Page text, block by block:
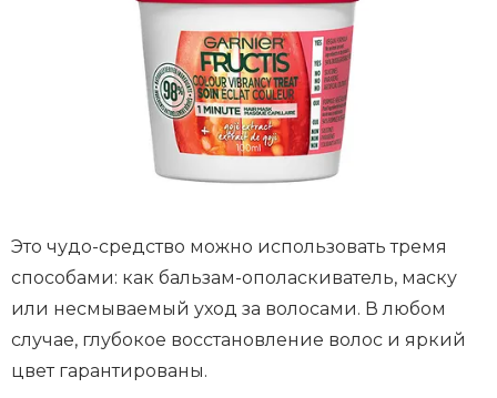
Это чудо-средство можно использовать тремя
способами: как бальзам-ополаскиватель, маску
или несмываемый уход за волосами. В любом
случае, глубокое восстановление волос и яркий
цвет гарантированы.